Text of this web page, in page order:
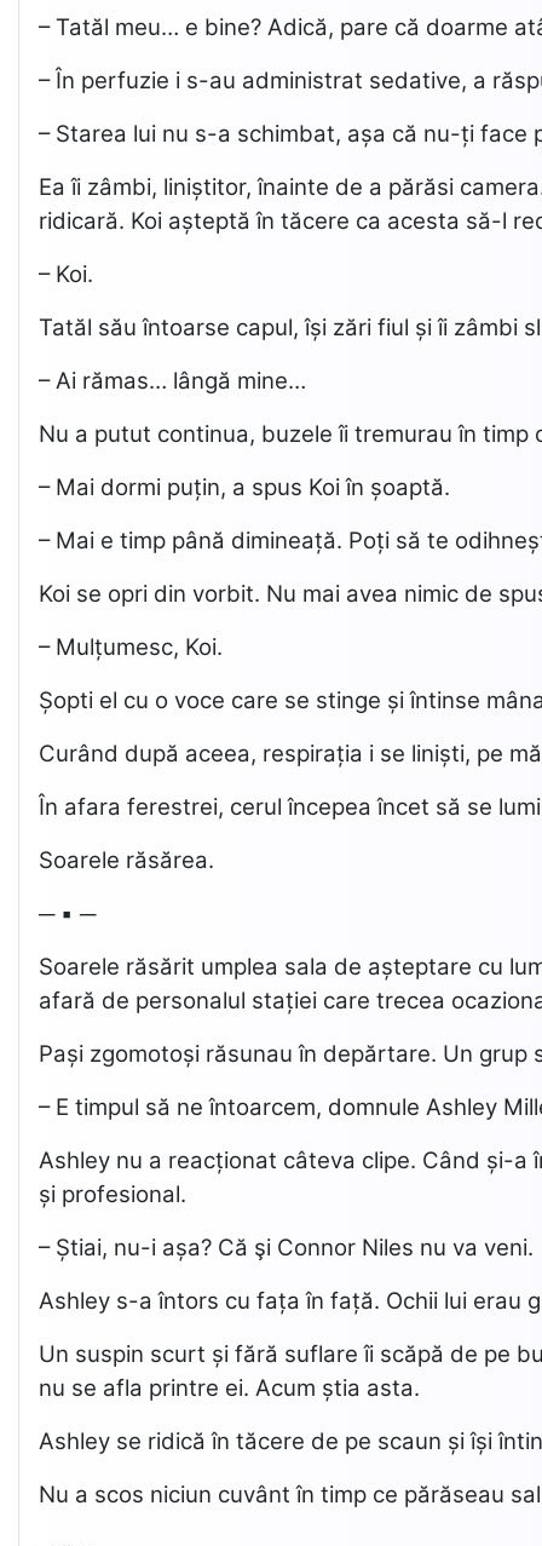
– Tatăl meu… e bine? Adică, pare că doarme
– În perfuzie i s-au administrat sedative, a
– Starea lui nu s-a schimbat, așa că nu-ți face
Ea îi zâmbi, liniștitor, înainte de a părăsi
ridicară. Koi așteptă în tăcere ca acesta să-l
– Koi.
Tatăl său întoarse capul, își zări fiul și îi zâmbi
– Ai rămas… lângă mine…
Nu a putut continua, buzele îi tremurau în
– Mai dormi puțin, a spus Koi în șoaptă.
– Mai e timp până dimineață. Poți să te
Koi se opri din vorbit. Nu mai avea nimic de
– Mulțumesc, Koi.
Șopti el cu o voce care se stinge și întinse
Curând după aceea, respirația i se liniști, pe
În afara ferestrei, cerul începea încet să se
Soarele răsărea.
─ ▪ ─
Soarele răsărit umplea sala de așteptare cu
afară de personalul stației care trecea
Pași zgomotoși răsunau în depărtare. Un
– E timpul să ne întoarcem, domnule Ashley
Ashley nu a reacționat câteva clipe. Când și-
și profesional.
– Știai, nu-i așa? Că şi Connor Niles nu va veni.
Ashley s-a întors cu fața în față. Ochii lui erau
Un suspin scurt și fără suflare îi scăpă de pe
nu se afla printre ei. Acum știa asta.
Ashley se ridică în tăcere de pe scaun și își
Nu a scos niciun cuvânt în timp ce părăseau